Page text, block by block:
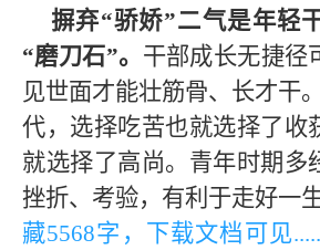
摒弃“骄娇”二气是年轻
“磨刀石”。 干部成长无捷径
见世面才能壮筋骨、长才干
代，选择吃苦也就选择了收
就选择了高尚。青年时期多
挫折、考验，有利于走好一
藏5568字，下载文档可见